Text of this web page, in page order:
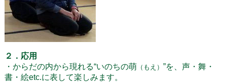
２．応用
・からだの内から現れる“いのちの萌 （もえ） ”を、声・舞・
書・絵etc.に表して楽しみます。